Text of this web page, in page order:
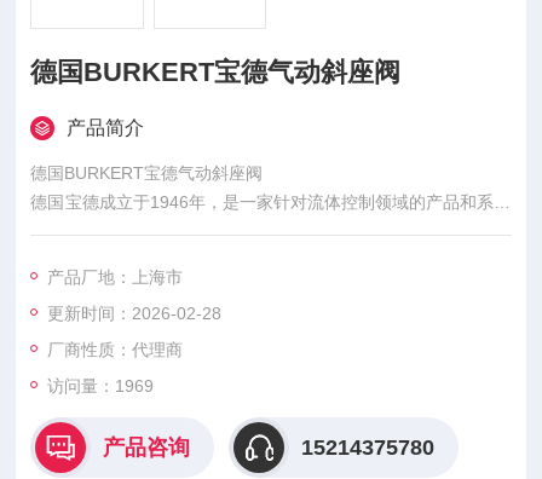
德国BURKERT宝德气动斜座阀
产品简介
德国BURKERT宝德气动斜座阀
德国宝德成立于1946年，是一家针对流体控制领域的产品和系统
的研发、制造的性跨国企业，也是这个领域的者。BURKERT专
滤器，气动驱动，传感器和控制器等。Burkert一直致力于流体控
制领域的产品和系统的研发、制造。如今Burkert已发展成一个拥
有三千多名员工、在德国，法国拥有五家生产厂。
产品厂地：上海市
更新时间：2026-02-28
厂商性质：代理商
访问量：1969
产品咨询 15214375780